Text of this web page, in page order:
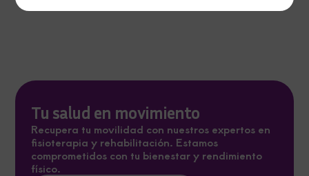
Tu salud en movimiento
Recupera tu movilidad con nuestros expertos en
fisioterapia y rehabilitación. Estamos
comprometidos con tu bienestar y rendimiento
físico.